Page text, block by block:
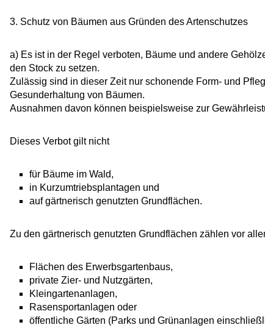
3. Schutz von Bäumen aus Gründen des Artenschutzes
a) Es ist in der Regel verboten, Bäume und andere
den Stock zu setzen.
Zulässig sind in dieser Zeit nur schonende Form- und
Gesunderhaltung von Bäumen.
Ausnahmen davon können beispielsweise zur
Dieses Verbot gilt nicht
für Bäume im Wald,
in Kurzumtriebsplantagen und
auf gärtnerisch genutzten Grundflächen.
Zu den gärtnerisch genutzten Grundflächen zählen vor
Flächen des Erwerbsgartenbaus,
private Zier- und Nutzgärten,
Kleingartenanlagen,
Rasensportanlagen oder
öffentliche Gärten (Parks und Grünanlagen